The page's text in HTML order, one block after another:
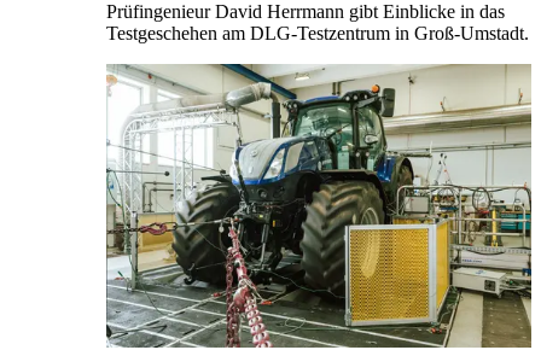
Prüfingenieur David Herrmann gibt Einblicke in das
Testgeschehen am DLG-Testzentrum in Groß-Umstadt.